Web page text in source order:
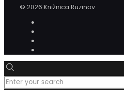
© 2026 Knižnica Ruzinov